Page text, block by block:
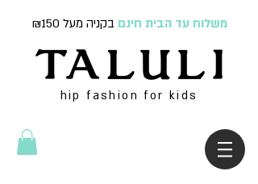
משלוח עד הבית חינם בקניה מעל ₪150
hip fashion for kids